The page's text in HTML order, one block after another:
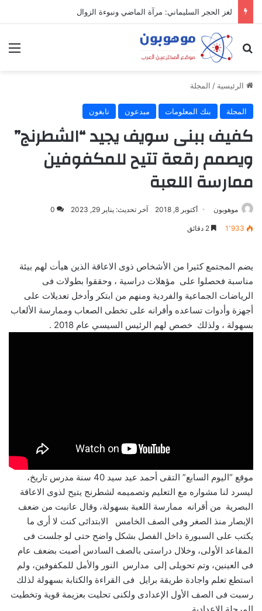
لغز الحجر السليماني: مرآة الماضي ونبوءة الزوال
بحث عن
الرئيسية / المجلة
المجلة بنك المعلومات مبدعون نابغون
كفيف ببنى سويف يجيد “الشطرنج”
ويصمم رقعة تتيح للمكفوفين
ممارسة اللعبة
موهوبون أكتوبر 8, 2018 آخر تحديث: يناير 29, 2023 0
1٬933
يضم المجتمع كثيرا من الأشخاص ذوى الاعاقة الذين هيأت لهم بيئة
مناسبة فحصلوا على مؤهلات دراسية ، وحققوا بطولات فى
الرياضات الجماعية والفردية ومنهم من ابتكر وأدخل تعديلات على
أجهزة وأدوات تساعده وأقرانه على تخطى الصعاب وممارسة الألعاب
بسهولة ، ولذلك خصص لهم الرئيس السيسي عام 2018 .
موقع “اليوم السابع” التقى أحمد عيد سيد 40 سنة مدرس تاريخ،
ليسرد لنا مشواره مع التعليم وتصميمه لشطرنج يتيح لذوى الاعاقة
البصرية من أقرانه ممارسة اللعبة بسهولة، وقال عانيت من ضعف
الإبصار منذ الصغر وفى الصف الخامس الابتدائى كنت لا أرى ما
يكتب على السبورة داخل الفصل بشكل واضح حتى لو جلست فى
المقاعد الأولى، وخلال دراستى بالصف السادس أصبت بضعف عام
فى العينين، وتم تحويلى إلى مدارس النور والأمل للمكفوفين، ولم
استطع تعلم واجادة طريقة برايل فى القراءة والكتابة بسهولة لذلك
رسبت فى الصف الأول الإعدادى ولكنى تحليت بعزيمة قوية وتخطيت